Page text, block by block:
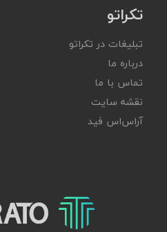
تکراتو
تبلیغات در تکراتو
درباره ما
تماس با ما
نقشه سایت
آر‌اس‌اس فید
تکراتو – زندگی با تکنولوژی